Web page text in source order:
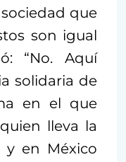
que
son igual
“No. Aquí
solidaria de
en el que
lleva la
y en México